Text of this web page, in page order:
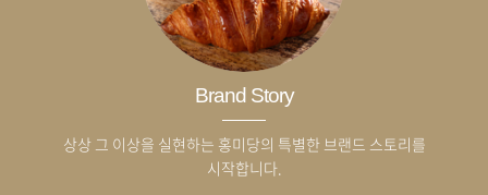
Brand Story
상상 그 이상을 실현하는 홍미당의 특별한 브랜드 스토리를
시작합니다.